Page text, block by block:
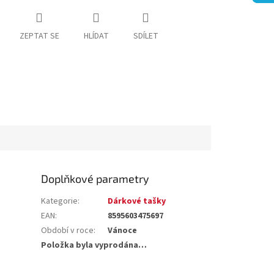
ZEPTAT SE HLÍDAT SDÍLET
Doplňkové parametry
Kategorie:
Dárkové tašky
EAN:
8595603475697
Období v roce:
Vánoce
Položka byla vyprodána…